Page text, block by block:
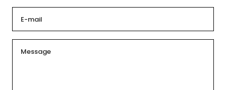
E-mail
Message